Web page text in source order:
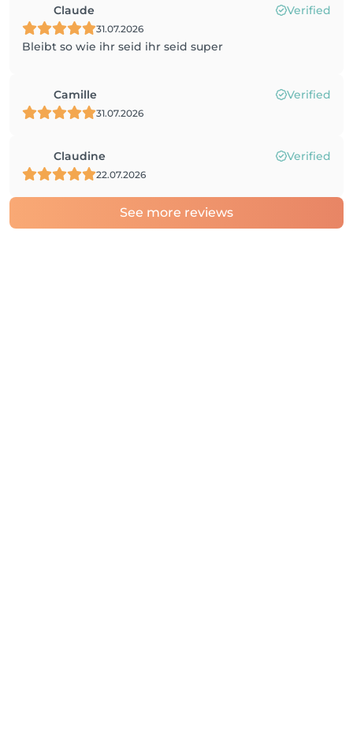
Claude Verified
31.07.2026
Bleibt so wie ihr seid ihr seid super
Camille Verified
31.07.2026
Claudine Verified
22.07.2026
See more reviews